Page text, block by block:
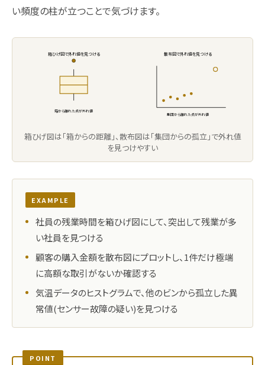
い頻度の柱が立つことで気づけます。
箱ひげ図で外れ値を見つける
箱から離れた点が外れ値
散布図で外れ値を見つける
集団から離れた点が外れ値
箱ひげ図は「箱からの距離」、散布図は「集団からの孤立」で外れ値
を見つけやすい
EXAMPLE
社員の残業時間を箱ひげ図にして、突出して残業が多
い社員を見つける
顧客の購入金額を散布図にプロットし、1件だけ極端
に高額な取引がないか確認する
気温データのヒストグラムで、他のビンから孤立した異
常値(センサー故障の疑い)を見つける
POINT